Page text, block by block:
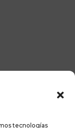
tecnologías